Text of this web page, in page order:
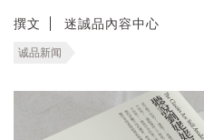
撰文 迷誠品內容中心
诚品新闻